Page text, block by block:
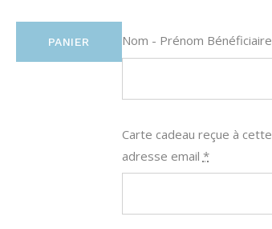
PANIER Nom - Prénom Bénéficiaire
Carte cadeau reçue à cette
adresse email *